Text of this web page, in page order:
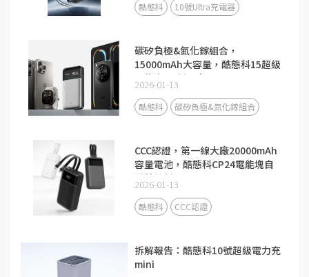
酷態科 10號Ultra充電器
碳矽負極&氮化鎵組合，
15000mAh大容量，酷態科15超級
電能卡Air新品來了！
2026-01-13
酷態科 碳矽負極&氮化鎵組合
CCC認證，第一線大廠20000mAh
容量電池，酷態科CP24電能塊自
備雙線新品
2026-01-13
酷態科 CCC認證
拆解報告：酷態科10號超級電力充
mini